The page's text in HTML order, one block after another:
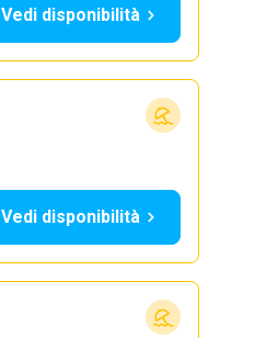
Vedi disponibilità
Vedi disponibilità